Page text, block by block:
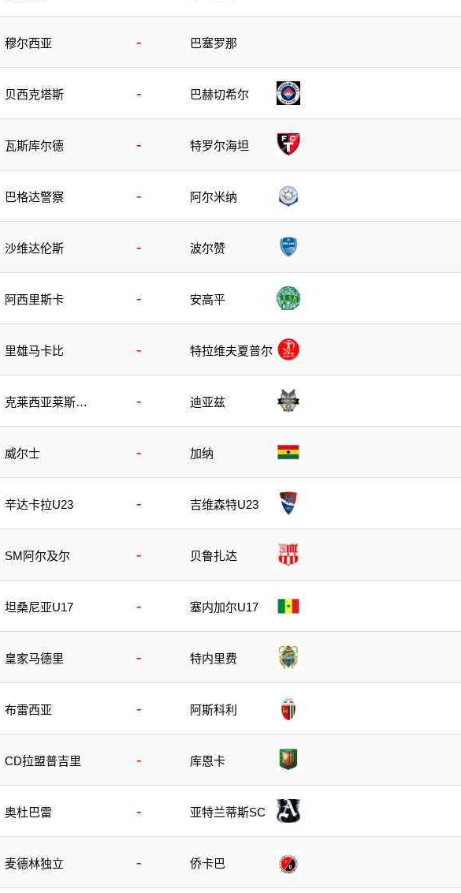
穆尔西亚 - 巴塞罗那
贝西克塔斯 - 巴赫切希尔
瓦斯库尔德 - 特罗尔海坦
巴格达警察 - 阿尔米纳
沙维达伦斯 - 波尔赞
阿西里斯卡 - 安高平
里雄马卡比 - 特拉维夫夏普尔
克莱西亚莱斯竞
- 迪亚兹
威尔士 - 加纳
辛达卡拉U23 - 吉维森特U23
SM阿尔及尔 - 贝鲁扎达
坦桑尼亚U17 - 塞内加尔U17
皇家马德里 - 特内里费
布雷西亚 - 阿斯科利
CD拉盟普吉里 - 库恩卡
奥杜巴雷 - 亚特兰蒂斯SC
麦德林独立 - 侨卡巴